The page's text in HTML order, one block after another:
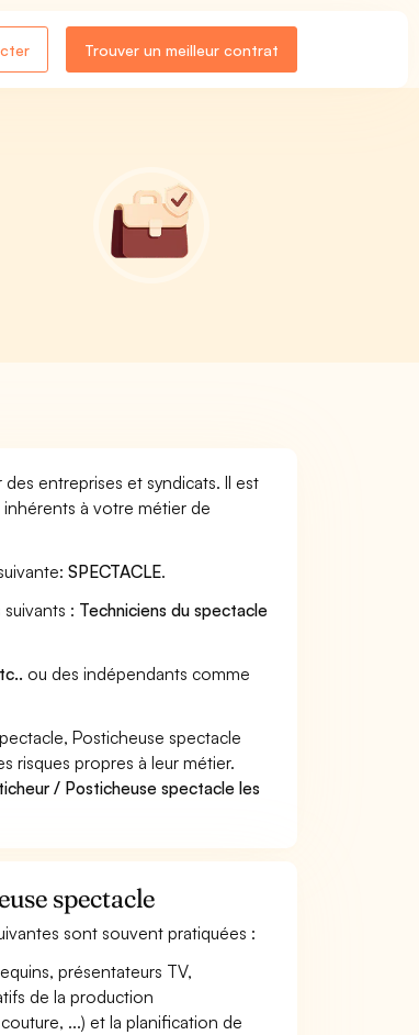
Trouver un meilleur contrat
entreprises et syndicats. Il est
à votre métier de
SPECTACLE.
: Techniciens du spectacle
ou des indépendants comme
Posticheuse spectacle
risques propres à leur métier.
/ Posticheuse spectacle les
spectacle
sont souvent pratiquées :
présentateurs TV,
de la production
...) et la planification de